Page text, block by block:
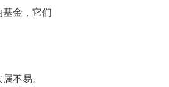
基金，它们
不易。